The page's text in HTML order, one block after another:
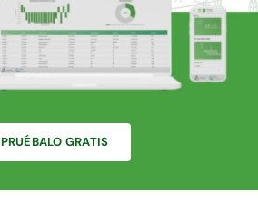
PRUÉBALO GRATIS